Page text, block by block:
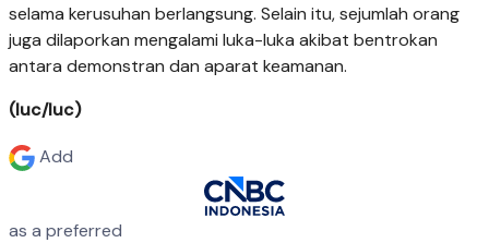
selama kerusuhan berlangsung. Selain itu, sejumlah orang
juga dilaporkan mengalami luka-luka akibat bentrokan
antara demonstran dan aparat keamanan.
(luc/luc)
Add
as a preferred